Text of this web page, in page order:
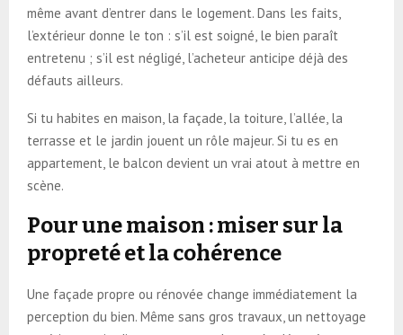
même avant d’entrer dans le logement. Dans les faits,
l’extérieur donne le ton : s’il est soigné, le bien paraît
entretenu ; s’il est négligé, l’acheteur anticipe déjà des
défauts ailleurs.
Si tu habites en maison, la façade, la toiture, l’allée, la
terrasse et le jardin jouent un rôle majeur. Si tu es en
appartement, le balcon devient un vrai atout à mettre en
scène.
Pour une maison : miser sur la
propreté et la cohérence
Une façade propre ou rénovée change immédiatement la
perception du bien. Même sans gros travaux, un nettoyage